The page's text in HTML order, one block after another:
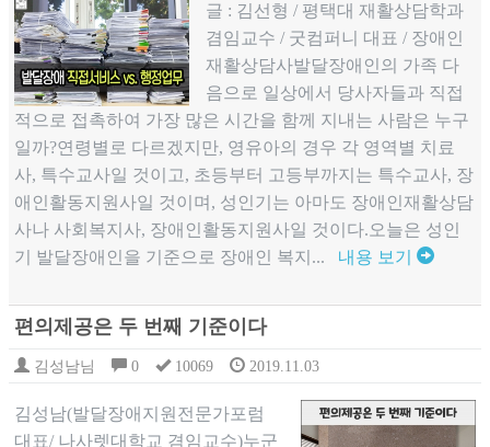
글 : 김선형 / 평택대 재활상담학과
겸임교수 / 굿컴퍼니 대표 / 장애인
재활상담사발달장애인의 가족 다
음으로 일상에서 당사자들과 직접
적으로 접촉하여 가장 많은 시간을 함께 지내는 사람은 누구
일까?연령별로 다르겠지만, 영유아의 경우 각 영역별 치료
사, 특수교사일 것이고, 초등부터 고등부까지는 특수교사, 장
애인활동지원사일 것이며, 성인기는 아마도 장애인재활상담
사나 사회복지사, 장애인활동지원사일 것이다.오늘은 성인
기 발달장애인을 기준으로 장애인 복지... 내용 보기
편의제공은 두 번째 기준이다
김성남님 0 10069 2019.11.03
김성남(발달장애지원전문가포럼
대표/ 나사렛대학교 겸임교수)누군